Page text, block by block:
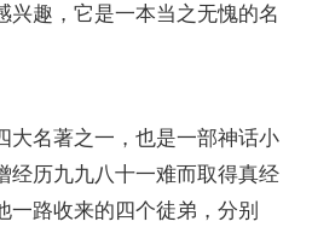
兴趣，它是一本当之无愧的名
大名著之一，也是一部神话小
经历九九八十一难而取得真经
一路收来的四个徒弟，分别